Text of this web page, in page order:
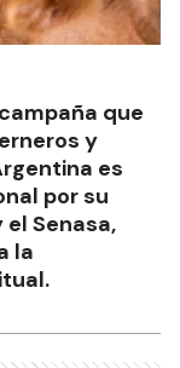
que
y
es
por su
Senasa,
la